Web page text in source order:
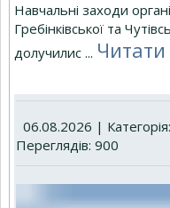
Навчальні заходи
Гребінківської та
долучилис ... Читати
06.08.2026 | Категорія:
Переглядів: 900